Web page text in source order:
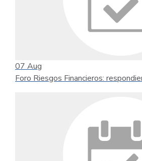
07 Aug
Foro Riesgos Financieros: